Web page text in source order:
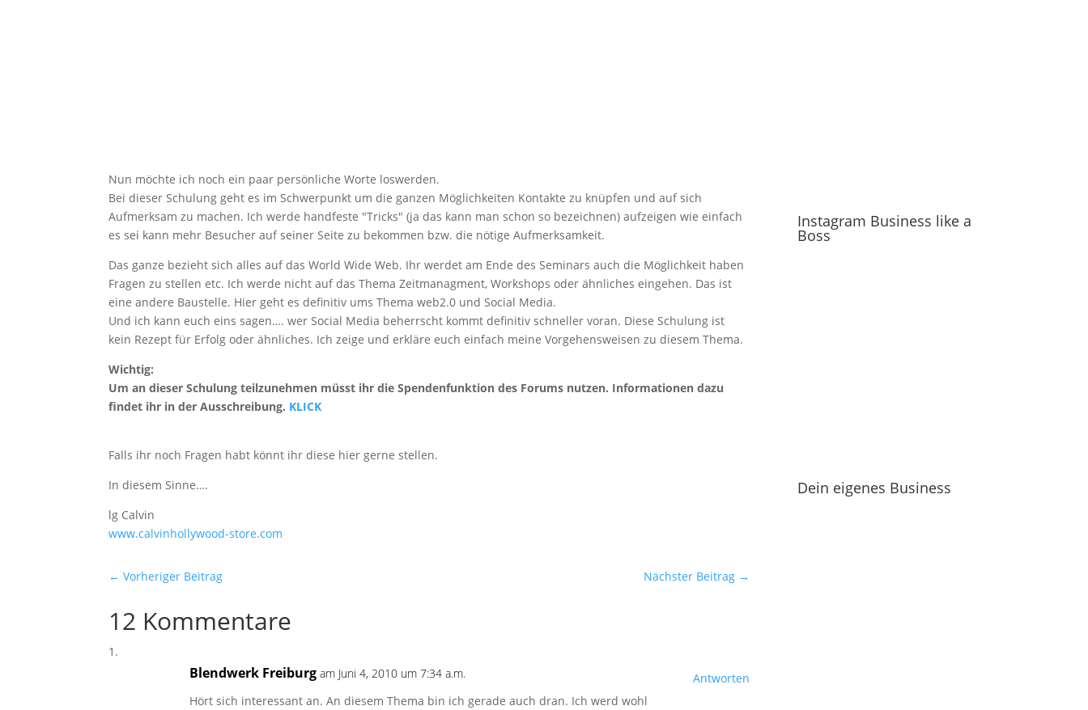
Nun möchte ich noch ein paar persönliche Worte loswerden.
Bei dieser Schulung geht es im Schwerpunkt um die ganzen Möglichkeiten Kontakte zu knüpfen und auf sich
Aufmerksam zu machen. Ich werde handfeste "Tricks" (ja das kann man schon so bezeichnen) aufzeigen wie einfach
es sei kann mehr Besucher auf seiner Seite zu bekommen bzw. die nötige Aufmerksamkeit.
Das ganze bezieht sich alles auf das World Wide Web. Ihr werdet am Ende des Seminars auch die Möglichkeit haben
Fragen zu stellen etc. Ich werde nicht auf das Thema Zeitmanagment, Workshops oder ähnliches eingehen. Das ist
eine andere Baustelle. Hier geht es definitiv ums Thema web2.0 und Social Media.
Und ich kann euch eins sagen…. wer Social Media beherrscht kommt definitiv schneller voran. Diese Schulung ist
kein Rezept für Erfolg oder ähnliches. Ich zeige und erkläre euch einfach meine Vorgehensweisen zu diesem Thema.
Wichtig:
Um an dieser Schulung teilzunehmen müsst ihr die Spendenfunktion des Forums nutzen. Informationen dazu
findet ihr in der Ausschreibung. KLICK
Falls ihr noch Fragen habt könnt ihr diese hier gerne stellen.
In diesem Sinne….
lg Calvin
www.calvinhollywood-store.com
←Vorheriger Beitrag Nächster Beitrag →
12 Kommentare
Blendwerk Freiburg am Juni 4, 2010 um 7:34 a.m.
Hört sich interessant an. An diesem Thema bin ich gerade auch dran. Ich werd wohl
Antworten
Instagram Business like a
Boss
Dein eigenes Business